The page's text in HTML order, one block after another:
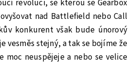
revoluci, se kterou se Gearbox
nad Battlefield nebo Call
konkurent však bude únorový
vesměs stejný, a tak se bojíme že
moc neuspějeje a nebo se velice